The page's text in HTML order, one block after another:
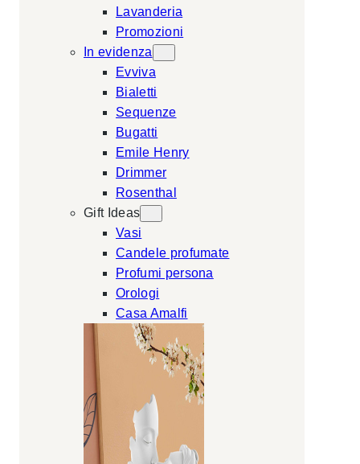
Lavanderia
Promozioni
In evidenza
Evviva
Bialetti
Sequenze
Bugatti
Emile Henry
Drimmer
Rosenthal
Gift Ideas
Vasi
Candele profumate
Profumi persona
Orologi
Casa Amalfi